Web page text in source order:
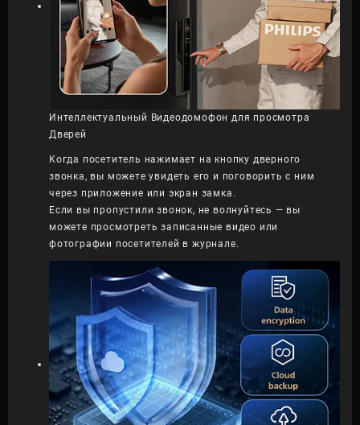
Интеллектуальный Видеодомофон для просмотра
Дверей
Когда посетитель нажимает на кнопку дверного
звонка, вы можете увидеть его и поговорить с ним
через приложение или экран замка.
Если вы пропустили звонок, не волнуйтесь — вы
можете просмотреть записанные видео или
фотографии посетителей в журнале.